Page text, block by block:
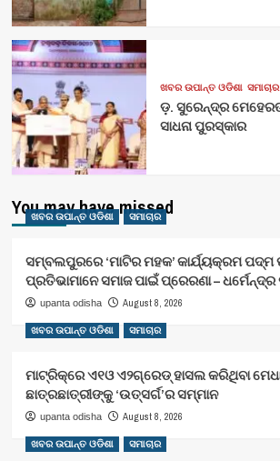
ଖବର ଉପାନ୍ତ ଓଡିଶା ସମାଚାର
ଡ଼. ସୁରେନ୍ଦ୍ର
ସାଧନା ପୁରସ୍କାର
You may have missed
ଖବର ଉପାନ୍ତ ଓଡିଶା ସମାଚାର
ସମ୍ବଲପୁରରେ ‘ମାଟିର ମହକ’ କାର୍ଯ୍ୟକ୍ରମ ପଦ୍ମ
ପ୍ରତିଭାମାନେ ସମାଜ ପାଇଁ ପ୍ରେରଣା –
upanta odisha August 8, 2026
ଖବର ଉପାନ୍ତ ଓଡିଶା ସମାଚାର
ମାଟ୍ରିକ୍‌ରେ ଏ୧ଓ ଏ୨ଗ୍ରେଡ୍‌ ହାସଲ କରିଥିବା
ଛାତ୍ରଛାତ୍ରୀଙ୍କୁ ‘ଉତ୍ସର୍ଗ’ର ସମ୍ମାନ
upanta odisha August 8, 2026
ଖବର ଉପାନ୍ତ ଓଡିଶା ସମାଚାର